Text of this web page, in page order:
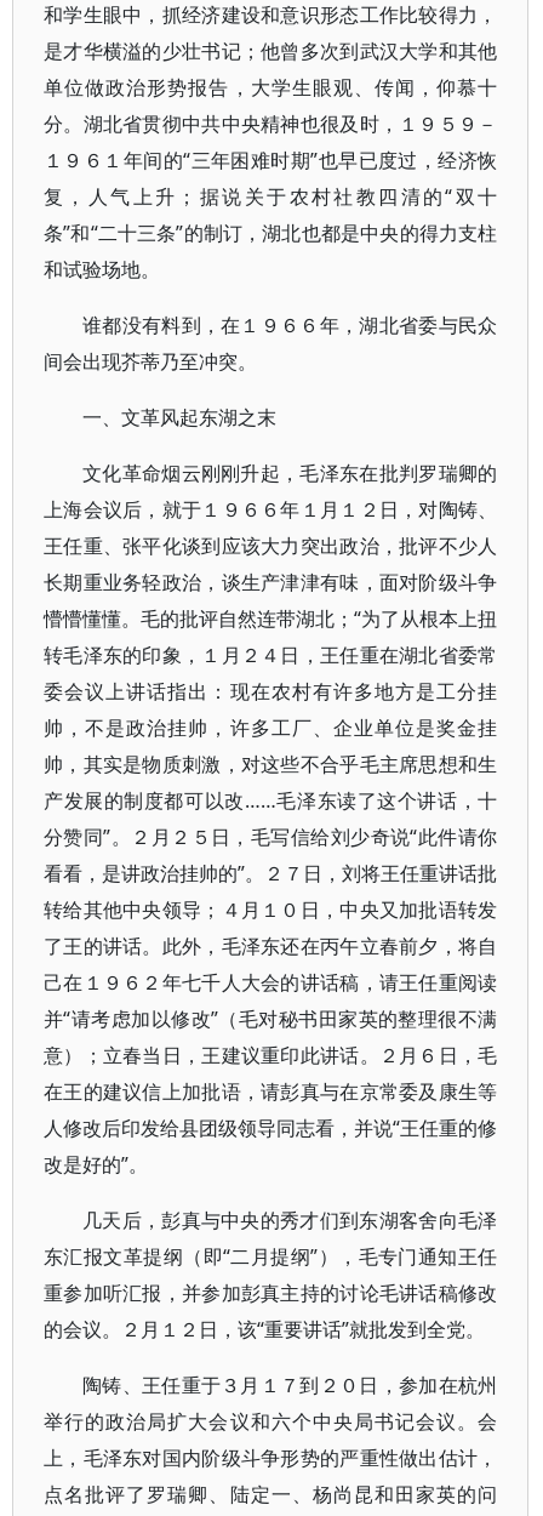
和学生眼中，抓经济建设和意识形态工作比较得力，
是才华横溢的少壮书记；他曾多次到武汉大学和其他
单位做政治形势报告，大学生眼观、传闻，仰慕十
分。湖北省贯彻中共中央精神也很及时，１９５９－
１９６１年间的“三年困难时期”也早已度过，经济恢
复，人气上升；据说关于农村社教四清的“双十
条”和“二十三条”的制订，湖北也都是中央的得力支柱
和试验场地。
谁都没有料到，在１９６６年，湖北省委与民众
间会出现芥蒂乃至冲突。
一、文革风起东湖之末
文化革命烟云刚刚升起，毛泽东在批判罗瑞卿的
上海会议后，就于１９６６年１月１２日，对陶铸、
王任重、张平化谈到应该大力突出政治，批评不少人
长期重业务轻政治，谈生产津津有味，面对阶级斗争
懵懵懂懂。毛的批评自然连带湖北；“为了从根本上扭
转毛泽东的印象，１月２４日，王任重在湖北省委常
委会议上讲话指出：现在农村有许多地方是工分挂
帅，不是政治挂帅，许多工厂、企业单位是奖金挂
帅，其实是物质刺激，对这些不合乎毛主席思想和生
产发展的制度都可以改……毛泽东读了这个讲话，十
分赞同”。２月２５日，毛写信给刘少奇说“此件请你
看看，是讲政治挂帅的”。２７日，刘将王任重讲话批
转给其他中央领导；４月１０日，中央又加批语转发
了王的讲话。此外，毛泽东还在丙午立春前夕，将自
己在１９６２年七千人大会的讲话稿，请王任重阅读
并“请考虑加以修改”（毛对秘书田家英的整理很不满
意）；立春当日，王建议重印此讲话。２月６日，毛
在王的建议信上加批语，请彭真与在京常委及康生等
人修改后印发给县团级领导同志看，并说“王任重的修
改是好的”。
几天后，彭真与中央的秀才们到东湖客舍向毛泽
东汇报文革提纲（即“二月提纲”），毛专门通知王任
重参加听汇报，并参加彭真主持的讨论毛讲话稿修改
的会议。２月１２日，该“重要讲话”就批发到全党。
陶铸、王任重于３月１７到２０日，参加在杭州
举行的政治局扩大会议和六个中央局书记会议。会
上，毛泽东对国内阶级斗争形势的严重性做出估计，
点名批评了罗瑞卿、陆定一、杨尚昆和田家英的问